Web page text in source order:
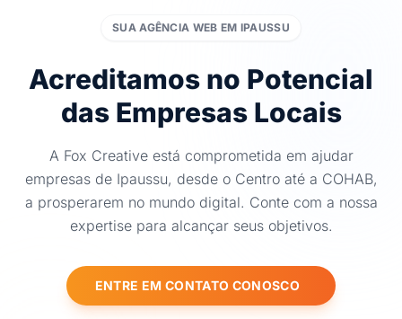
SUA AGÊNCIA WEB EM IPAUSSU
Acreditamos no Potencial
das Empresas Locais
A Fox Creative está comprometida em ajudar
empresas de Ipaussu, desde o Centro até a COHAB,
a prosperarem no mundo digital. Conte com a nossa
expertise para alcançar seus objetivos.
ENTRE EM CONTATO CONOSCO